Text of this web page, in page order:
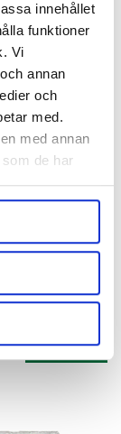
innehållet
funktioner
Vi
annan
och
med.
med annan
de har
a review!